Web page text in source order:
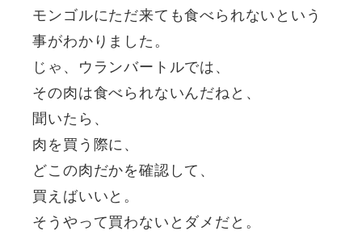
モンゴルにただ来ても食べられないという
事がわかりました。
じゃ、ウランバートルでは、
その肉は食べられないんだねと、
聞いたら、
肉を買う際に、
どこの肉だかを確認して、
買えばいいと。
そうやって買わないとダメだと。